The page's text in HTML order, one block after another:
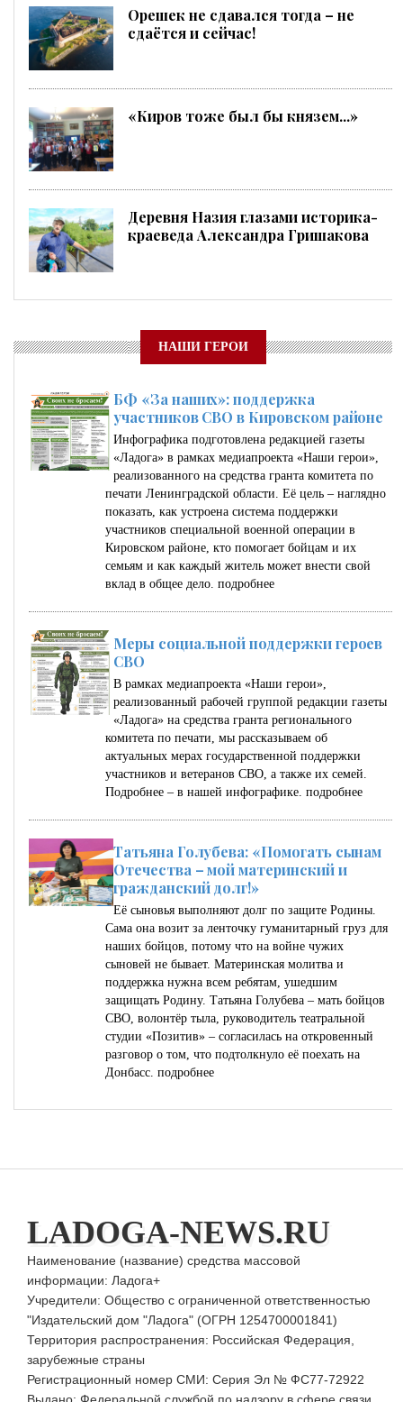
Орешек не сдавался тогда – не
сдаётся и сейчас!
«Киров тоже был бы князем...»
Деревня Назия глазами историка-
краеведа Александра Гришакова
НАШИ ГЕРОИ
БФ «За наших»: поддержка
участников СВО в Кировском районе
Инфографика подготовлена редакцией газеты
«Ладога» в рамках медиапроекта «Наши герои»,
реализованного на средства гранта комитета по
печати Ленинградской области. Её цель – наглядно
показать, как устроена система поддержки
участников специальной военной операции в
Кировском районе, кто помогает бойцам и их
семьям и как каждый житель может внести свой
вклад в общее дело. подробнее
Меры социальной поддержки героев
СВО
В рамках медиапроекта «Наши герои»,
реализованный рабочей группой редакции газеты
«Ладога» на средства гранта регионального
комитета по печати, мы рассказываем об
актуальных мерах государственной поддержки
участников и ветеранов СВО, а также их семей.
Подробнее – в нашей инфографике. подробнее
Татьяна Голубева: «Помогать сынам
Отечества – мой материнский и
гражданский долг!»
Её сыновья выполняют долг по защите Родины.
Сама она возит за ленточку гуманитарный груз для
наших бойцов, потому что на войне чужих
сыновей не бывает. Материнская молитва и
поддержка нужна всем ребятам, ушедшим
защищать Родину. Татьяна Голубева – мать бойцов
СВО, волонтёр тыла, руководитель театральной
студии «Позитив» – согласилась на откровенный
разговор о том, что подтолкнуло её поехать на
Донбасс. подробнее
LADOGA-NEWS.RU
Наименование (название) средства массовой
информации: Ладога+
Учредители: Общество с ограниченной ответственностью
"Издательский дом "Ладога" (ОГРН 1254700001841)
Территория распространения: Российская Федерация,
зарубежные страны
Регистрационный номер СМИ: Серия Эл № ФС77-72922